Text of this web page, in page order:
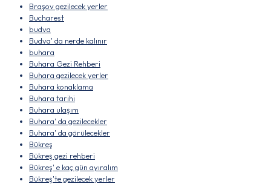
Braşov gezilecek yerler
Bucharest
budva
Budva' da nerde kalınır
buhara
Buhara Gezi Rehberi
Buhara gezilecek yerler
Buhara konaklama
Buhara tarihi
Buhara ulaşım
Buhara' da gezilecekler
Buhara' da görülecekler
Bükreş
Bükreş gezi rehberi
Bükreş' e kaç gün ayıralım
Bükreş'te gezilecek yerler